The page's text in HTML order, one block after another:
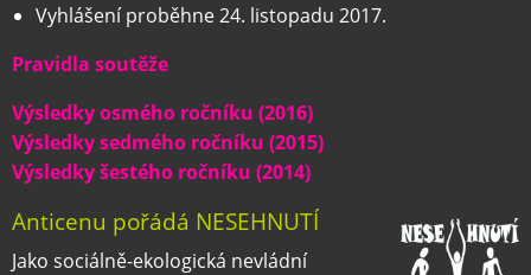
Vyhlášení proběhne 24. listopadu 2017.
Pravidla soutěže
Výsledky osmého ročníku (2016)
Výsledky sedmého ročníku (2015)
Výsledky šestého ročníku (2014)
Anticenu pořádá NESEHNUTÍ
Jako sociálně-ekologická nevládní